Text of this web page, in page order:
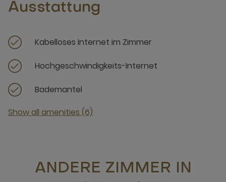
Ausstattung
Kabelloses Internet im Zimmer
Hochgeschwindigkeits-Internet
Bademantel
Show all amenities (6)
ANDERE ZIMMER IN